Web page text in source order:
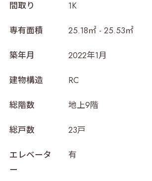
間取り 1K
専有面積 25.18㎡ - 25.53㎡
築年月 2022年1月
建物構造 RC
総階数 地上9階
総戸数 23戸
エレベータ
ー
有